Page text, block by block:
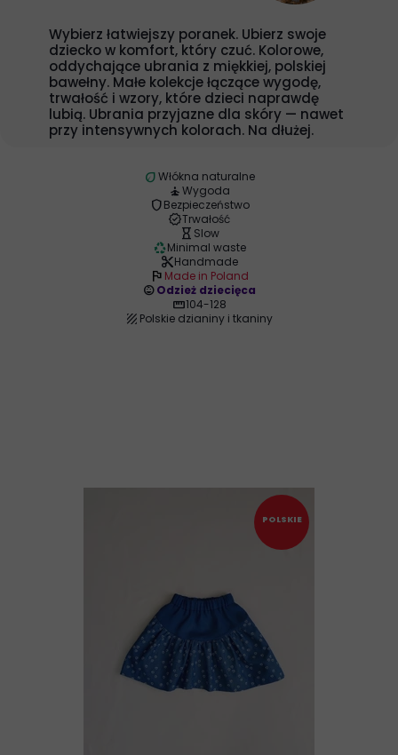
Wybierz łatwiejszy poranek. Ubierz swoje
dziecko w komfort, który czuć. Kolorowe,
oddychające ubrania z miękkiej, polskiej
bawełny. Małe kolekcje łączące wygodę,
trwałość i wzory, które dzieci naprawdę
lubią. Ubrania przyjazne dla skóry — nawet
przy intensywnych kolorach. Na dłużej.
ecoWłókna naturalne
self_improvementWygoda
shieldBezpieczeństwo
verifiedTrwałość
hourglass_empty Slow
recyclingMinimal waste
content_cutHandmade
flag Made in Poland
child_careOdzież dziecięca
straighten104-128
texture Polskie dzianiny i tkaniny
POLSKIE